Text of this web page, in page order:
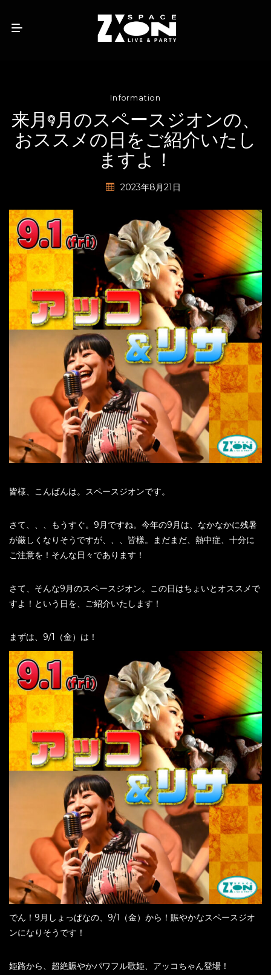
Information
来月9月のスペースジオンの、
おススメの日をご紹介いたし
ますよ！
2023年8月21日
皆様、こんばんは。スペースジオンです。
さて、、、もうすぐ。9月ですね。今年の9月は、なかなかに残暑
が厳しくなりそうですが、、、皆様。まだまだ、熱中症、十分に
ご注意を！そんな日々であります！
さて、そんな9月のスペースジオン。この日はちょいとオススメで
すよ！という日を、ご紹介いたします！
まずは、9/1（金）は！
でん！9月しょっぱなの、9/1（金）から！賑やかなスペースジオ
ンになりそうです！
姫路から、超絶賑やかパワフル歌姫、アッコちゃん登場！